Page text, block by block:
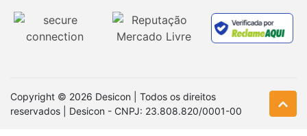
Copyright © 2026 Desicon | Todos os direitos
reservados | Desicon - CNPJ: 23.808.820/0001-00